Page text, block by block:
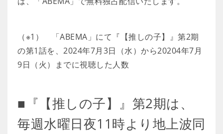
（※1） 「ABEMA」にて『【推しの子】』第2期
の第1話を、2024年7月3日（水）から20204年7月
9日（火）までに視聴した人数
■『【推しの子】』第2期は、
毎週水曜日夜11時より地上波同